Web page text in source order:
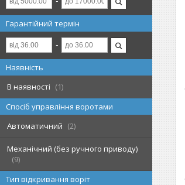
Гарантійний термін
Наявність
В наявності
1
Спосіб управління воротами
Автоматичний
2
Механічний (без ручного приводу)
9
Тип відкривання воріт